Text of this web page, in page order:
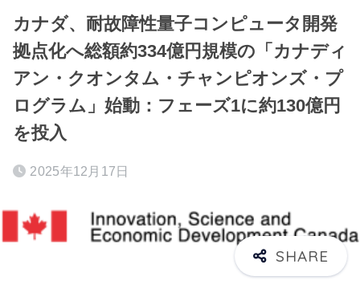
カナダ、耐故障性量子コンピュータ開発
拠点化へ総額約334億円規模の「カナディ
アン・クオンタム・チャンピオンズ・プ
ログラム」始動：フェーズ1に約130億円
を投入
2025年12月17日